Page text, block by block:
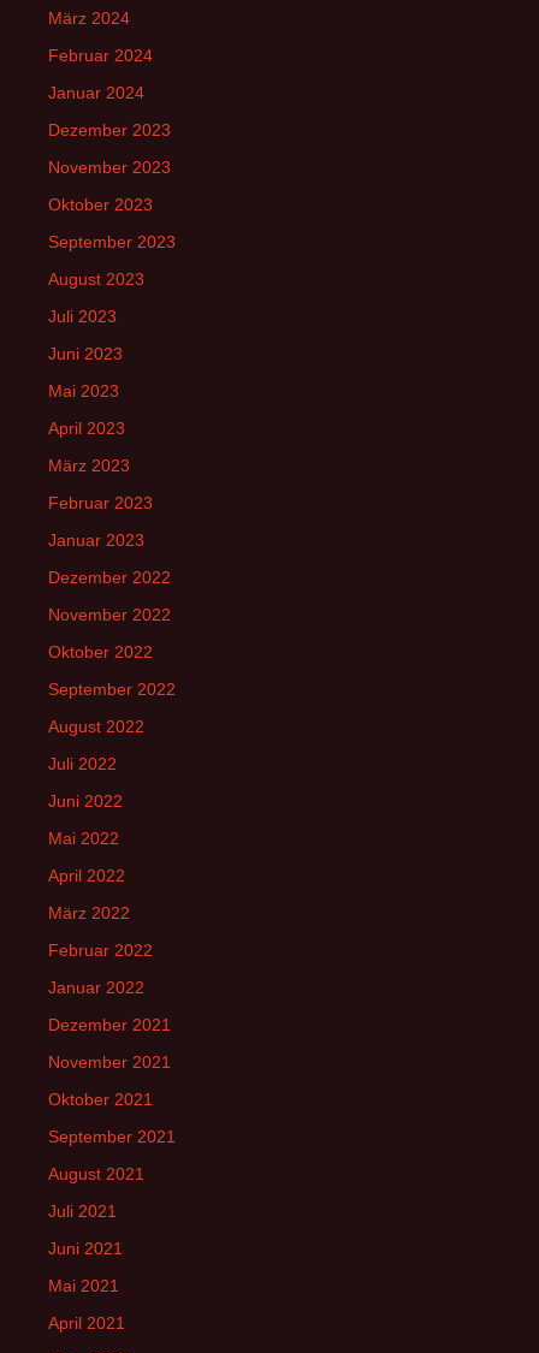
März 2024
Februar 2024
Januar 2024
Dezember 2023
November 2023
Oktober 2023
September 2023
August 2023
Juli 2023
Juni 2023
Mai 2023
April 2023
März 2023
Februar 2023
Januar 2023
Dezember 2022
November 2022
Oktober 2022
September 2022
August 2022
Juli 2022
Juni 2022
Mai 2022
April 2022
März 2022
Februar 2022
Januar 2022
Dezember 2021
November 2021
Oktober 2021
September 2021
August 2021
Juli 2021
Juni 2021
Mai 2021
April 2021